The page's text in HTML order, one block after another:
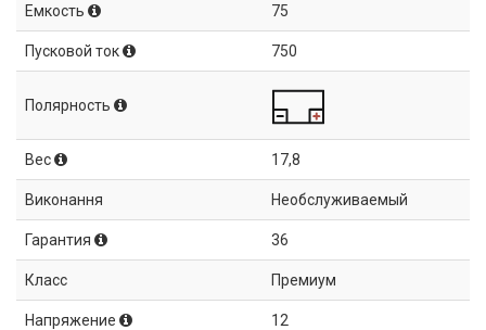
Емкость 75
Пусковой ток 750
Полярность
Вес 17,8
Виконання Необслуживаемый
Гарантия 36
Класс Премиум
Напряжение 12